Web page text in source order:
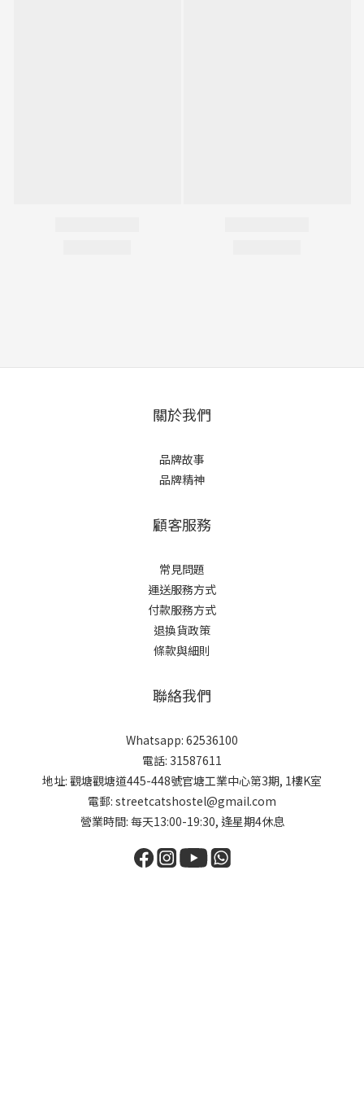
關於我們
品牌故事
品牌精神
顧客服務
常見問題
運送服務方式
付款服務方式
退換貨政策
條款與細則
聯絡我們
Whatsapp: 62536100
電話: 31587611
地址: 觀塘觀塘道445-448號官塘工業中心第3期, 1樓K室
電郵: streetcatshostel@gmail.com
營業時間: 每天13:00-19:30, 逢星期4休息